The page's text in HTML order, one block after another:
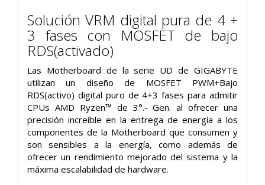
Solución VRM digital pura de 4 +
3 fases con MOSFET de bajo
RDS(activado)
Las Motherboard de la serie UD de GIGABYTE
utilizan un diseño de MOSFET PWM+Bajo
RDS(activo) digital puro de 4+3 fases para admitir
CPUs AMD Ryzen™ de 3°.- Gen. al ofrecer una
precisión increíble en la entrega de energía a los
componentes de la Motherboard que consumen y
son sensibles a la energía, como además de
ofrecer un rendimiento mejorado del sistema y la
máxima escalabilidad de hardware.